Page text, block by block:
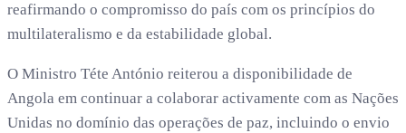
reafirmando o compromisso do país com os princípios do
multilateralismo e da estabilidade global.
O Ministro Téte António reiterou a disponibilidade de
Angola em continuar a colaborar activamente com as Nações
Unidas no domínio das operações de paz, incluindo o envio